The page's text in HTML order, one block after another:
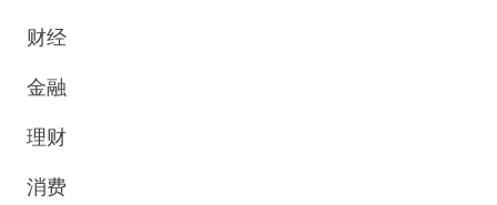
财经
金融
理财
消费